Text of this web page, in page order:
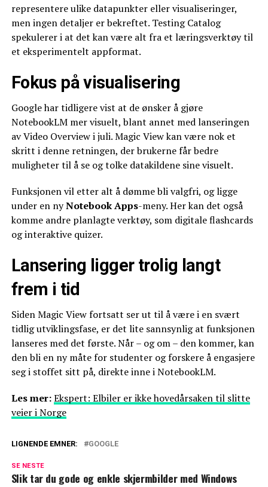
representere ulike datapunkter eller visualiseringer,
men ingen detaljer er bekreftet. Testing Catalog
spekulerer i at det kan være alt fra et læringsverktøy til
et eksperimentelt appformat.
Fokus på visualisering
Google har tidligere vist at de ønsker å gjøre
NotebookLM mer visuelt, blant annet med lanseringen
av Video Overview i juli. Magic View kan være nok et
skritt i denne retningen, der brukerne får bedre
muligheter til å se og tolke datakildene sine visuelt.
Funksjonen vil etter alt å dømme bli valgfri, og ligge
under en nyNotebook Apps-meny. Her kan det også
komme andre planlagte verktøy, som digitale flashcards
og interaktive quizer.
Lansering ligger trolig langt
frem i tid
Siden Magic View fortsatt ser ut til å være i en svært
tidlig utviklingsfase, er det lite sannsynlig at funksjonen
lanseres med det første. Når – og om – den kommer, kan
den bli en ny måte for studenter og forskere å engasjere
seg i stoffet sitt på, direkte inne i NotebookLM.
Les mer:Ekspert: Elbiler er ikke hovedårsaken til slitte
veier i Norge
LIGNENDE EMNER: GOOGLE
SE NESTE
Slik tar du gode og enkle skjermbilder med Windows